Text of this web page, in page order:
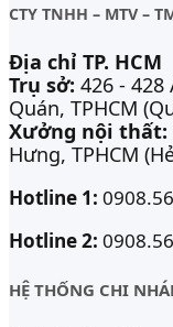
CTY TNHH – MTV –
Địa chỉ TP. HCM
Trụ sở: 426 -
Quán, TPHCM
Xưởng nội thất:
Hưng, TPHCM
Hotline 1:
Hotline 2:
HỆ THỐNG CHI